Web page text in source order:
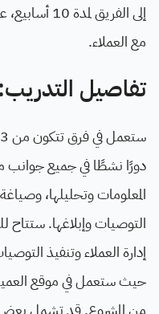
إلى الفريق
مع العملاء.
تفاصيل التدريب:
دورًا نشطًا في جميع
المعلومات وتحليلها،
التوصيات وإبلاغها. ستتاح
إدارة العملاء وتنفيذ
حيث ستعمل في موقع
من المشروع. قد تشمل بعض